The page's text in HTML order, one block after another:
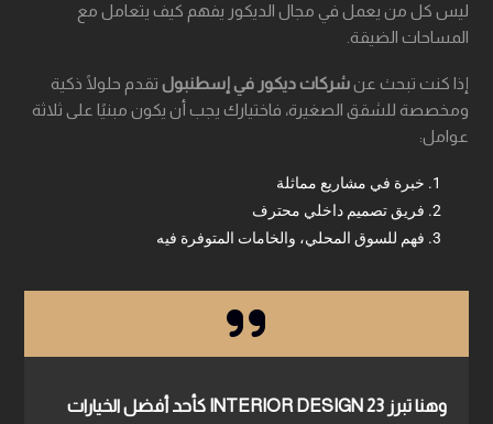
ليس كل من يعمل في مجال الديكور يفهم كيف يتعامل مع
المساحات الضيقة.
إذا كنت تبحث عنشركات ديكور في إسطنبول تقدم حلولًا ذكية
ومخصصة للشقق الصغيرة، فاختيارك يجب أن يكون مبنيًا على ثلاثة
عوامل:
خبرة في مشاريع مماثلة
فريق تصميم داخلي محترف
فهم للسوق المحلي، والخامات المتوفرة فيه
وهنا تبرز 23 INTERIOR DESIGN
كأحد أفضل الخيارات